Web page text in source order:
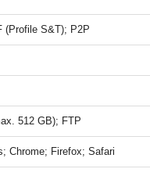
(Profile S&T); P2P
512 GB); FTP
Chrome; Firefox; Safari